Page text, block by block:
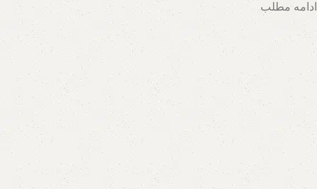
تیم متخصصان زیمو با بهره‌گیری از روش‌های نوین و حفظ اصالت
فرآیندهای تخمیر، محصولاتی با بالاترین سطح خواص تغذیه‌ای تولید
می‌کند. اینجا جایی است که هر قطره سرکه سیب، هر برگ سبزی
تخمیری و هر جرعه نوشیدنی پروبیوتیک، داستانی از عشق به طبیعت و
علاقه به سلامت انسان روایت می‌کند. با زیمو، شما نه تنها محصولی
خریداری می‌کنید، بلکه سبک زندگی‌ای طبیعی و پایدار را انتخاب
می‌کنید که ریشه در فرهنگ اصیل و شاخه در آسمان علم امروز دارد.
ادامه مطلب